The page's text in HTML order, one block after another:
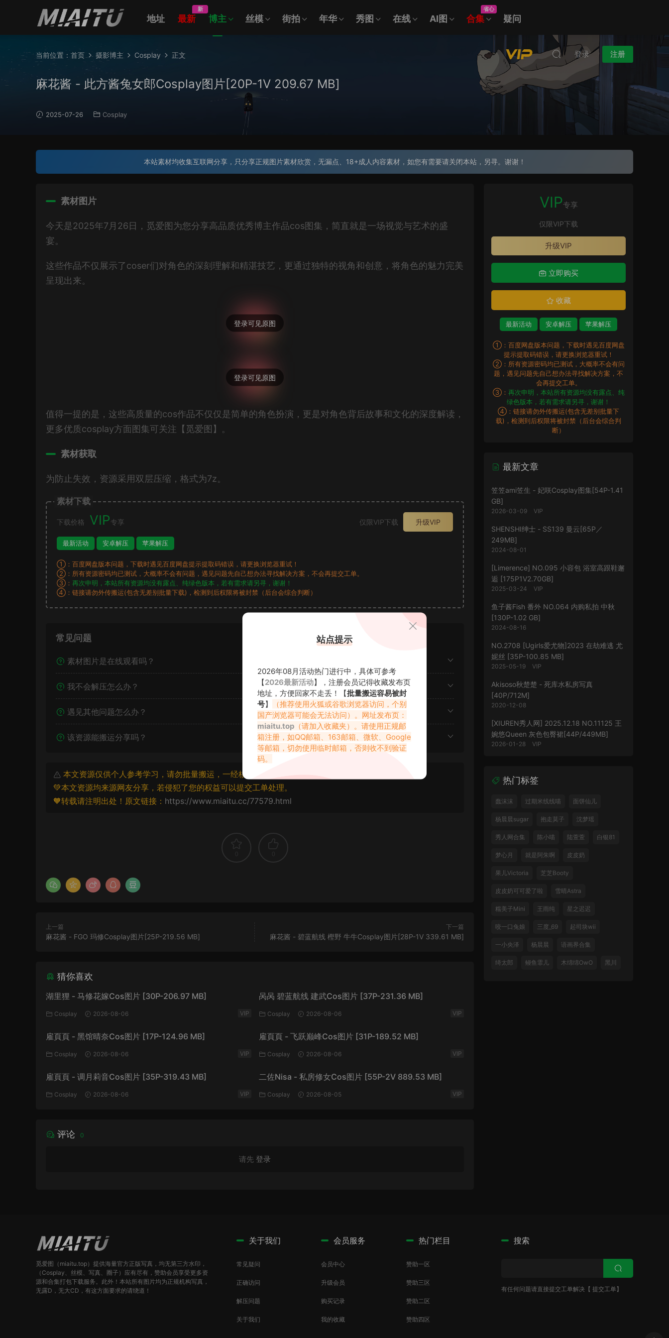
地址 最新
新
博主 丝模 街拍 年华 秀图 在线 AI图 合集
省心
疑问
登录 注册
当前位置： 首页 摄影博主 Cosplay 正文
麻花酱 - 此方酱兔女郎Cosplay图片[20P-1V 209.67 MB]
2025-07-26 Cosplay
本站素材均收集互联网分享，只分享正规图片素材欣赏，无漏点、18+成人内容素材，如您有需要请关闭本站，另寻。谢谢！
素材图片
今天是2025年7月26日，觅爱图为您分享高品质优秀博主作品cos图集，简直就是一场视觉与艺术的盛
宴。
这些作品不仅展示了coser们对角色的深刻理解和精湛技艺，更通过独特的视角和创意，将角色的魅力完美
呈现出来。
值得一提的是，这些高质量的cos作品不仅仅是简单的角色扮演，更是对角色背后故事和文化的深度解读，
更多优质cosplay方面图集可关注【觅爱图】。
素材获取
为防止失效，资源采用双层压缩，格式为7z。
素材下载
下载价格 VIP 专享 仅限VIP下载 升级VIP
最新活动 安卓解压 苹果解压
①：百度网盘版本问题，下载时遇见百度网盘提示提取码错误，请更换浏览器重试！
②：所有资源密码均已测试，大概率不会有问题，遇见问题先自己想办法寻找解决方案，不会再提交工单。
③： 再次申明，本站所有资源均没有露点、纯绿色版本，若有需求请另寻，谢谢！
④：链接请勿外传搬运(包含无差别批量下载)，检测到后权限将被封禁（后台会综合判断）
常见问题
素材图片是在线观看吗？
我不会解压怎么办？
遇见其他问题怎么办？
该资源能搬运分享吗？
本文资源仅供个人参考学习，请勿批量搬运，一经核实将封禁账号权限！
💚本文资源均来源网友分享，若侵犯了您的权益可以提交工单处理。
🧡转载请注明出处！原文链接： https://www.miaitu.cc/77579.html
上一篇
麻花酱 - FGO 玛修Cosplay图片[25P-219.56 MB]
下一篇
麻花酱 - 碧蓝航线 樫野 牛牛Cosplay图片[28P-1V 339.61 MB]
猜你喜欢
湖里狸 - 马修花嫁Cos图片 [30P-206.97 MB]
Cosplay 2026-08-06 VIP
呙呙 碧蓝航线 建武Cos图片 [37P-231.36 MB]
Cosplay 2026-08-06 VIP
雇頁頁 - 黑馆晴奈Cos图片 [17P-124.96 MB]
Cosplay 2026-08-06 VIP
雇頁頁 - 飞跃巅峰Cos图片 [31P-189.52 MB]
Cosplay 2026-08-06 VIP
雇頁頁 - 调月莉音Cos图片 [35P-319.43 MB]
Cosplay 2026-08-06 VIP
二佐Nisa - 私房修女Cos图片 [55P-2V 889.53 MB]
Cosplay 2026-08-05 VIP
评论 0
请先 登录
VIP专享
仅限VIP下载
升级VIP
立即购买
收藏
最新活动 安卓解压 苹果解压
①：百度网盘版本问题，下载时遇见百度网盘
提示提取码错误，请更换浏览器重试！
②：所有资源密码均已测试，大概率不会有问
题，遇见问题先自己想办法寻找解决方案，不
会再提交工单。
③： 再次申明，本站所有资源均没有露点、纯
绿色版本，若有需求请另寻，谢谢！
④：链接请勿外传搬运(包含无差别批量下
载)，检测到后权限将被封禁（后台会综合判
断）
最新文章
笠笠ami笠生 - 妃咲Cosplay图集[54P-1.41
GB]
2026-03-09 VIP
SHENSHI绅士 - SS139 曼云[65P／
249MB]
2024-08-01
[Limerence] NO.095 小容包 浴室高跟鞋邂
逅 [175P1V2.70GB]
2025-03-24 VIP
鱼子酱Fish 番外 NO.064 内购私拍 中秋
[130P-1.02 GB]
2024-08-16
NO.2708 [Ugirls爱尤物]2023 在劫难逃 尤
妮丝 [35P-100.85 MB]
2025-05-19 VIP
Akisoso秋楚楚 - 死库水私房写真
[40P/712M]
2020-12-08
[XIUREN秀人网] 2025.12.18 NO.11125 王
婉悠Queen 灰色包臀裙[44P/449MB]
2026-01-28 VIP
热门标签
蠢沫沫 过期米线线喵 面饼仙儿
杨晨晨sugar 抱走莫子 沈梦瑶
秀人网合集 陈小喵 陆萱萱 白银81
梦心月 就是阿朱啊 皮皮奶
果儿Victoria 芝芝Booty
皮皮奶可可爱了啦 雪晴Astra
糯美子Mini 王雨纯 星之迟迟
咬一口兔娘 三度_69 起司块wii
一小央泽 杨晨晨 语画界合集
绮太郎 鳗鱼霏儿 木绵绵OwO 黑川
觅爱图（miaitu.top）提供海量官方正版写真，均无第三方水印，
（Cosplay、丝模、写真、圈子）应有尽有，赞助会员享受更多资
源和合集打包下载服务。此外！本站所有图片均为正规机构写真，
无露D，无大CD，有这方面要求的请绕道！
关于我们
常见疑问
正确访问
解压问题
关于我们
会员服务
会员中心
升级会员
购买记录
我的收藏
热门栏目
赞助一区
赞助三区
赞助二区
赞助四区
搜索
有任何问题请直接提交工单解决【 提交工单】
站点提示
2026年08月活动热门进行中，具体可参考
【2026最新活动】，注册会员记得收藏发布页
地址，方便回家不走丢！【批量搬运容易被封
号】
（推荐使用火狐或谷歌浏览器访问，个别
国产浏览器可能会无法访问）。网址发布页：
miaitu.top （请加入收藏夹）。请使用正规邮
箱注册，如QQ邮箱、163邮箱、微软、Google
等邮箱，切勿使用临时邮箱，否则收不到验证
码。